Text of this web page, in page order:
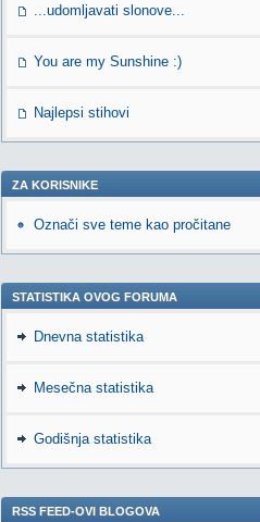
...udomljavati slonove...
You are my Sunshine :)
Najlepsi stihovi
ZA KORISNIKE
Označi sve teme kao pročitane
STATISTIKA OVOG FORUMA
Dnevna statistika
Mesečna statistika
Godišnja statistika
RSS FEED-OVI BLOGOVA